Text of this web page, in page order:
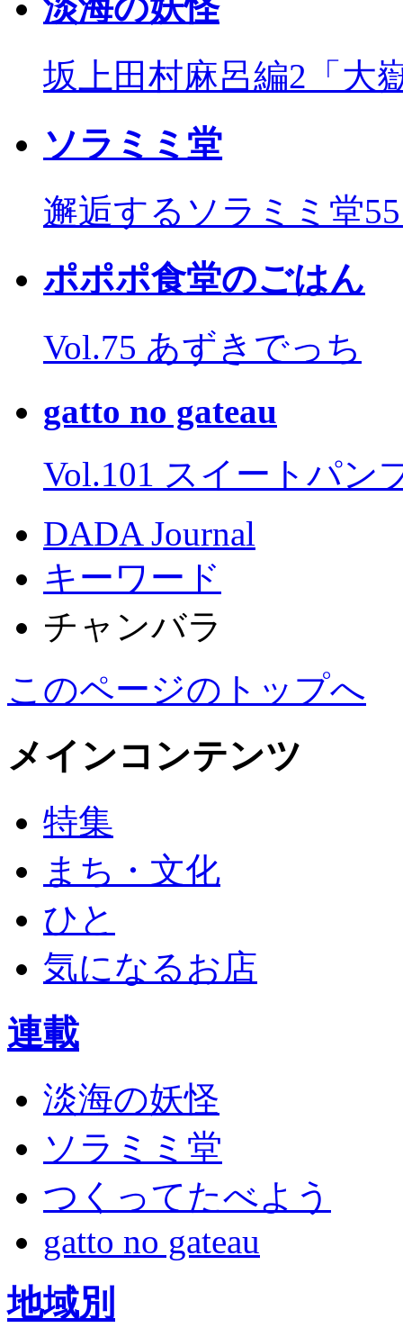
淡海の妖怪
坂上田村麻呂編2「大
ソラミミ堂
邂逅するソラミミ堂
ポポポ食堂のごはん
Vol.75 あずきでっち
gatto no gateau
Vol.101 スイートパン
DADA Journal
キーワード
チャンバラ
このページのトップへ
メインコンテンツ
特集
まち・文化
ひと
気になるお店
連載
淡海の妖怪
ソラミミ堂
つくってたべよう
gatto no gateau
地域別